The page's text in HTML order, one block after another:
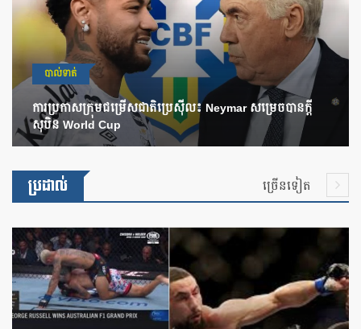
បាល់ទាត់
ការប្រកាសក្រុមជម្រើសជាតិប្រេស៊ីល៖ Neymar សម្រេចបានក្តី
សុបិន World Cup
ប្រដាល់ ច្រើនទៀត